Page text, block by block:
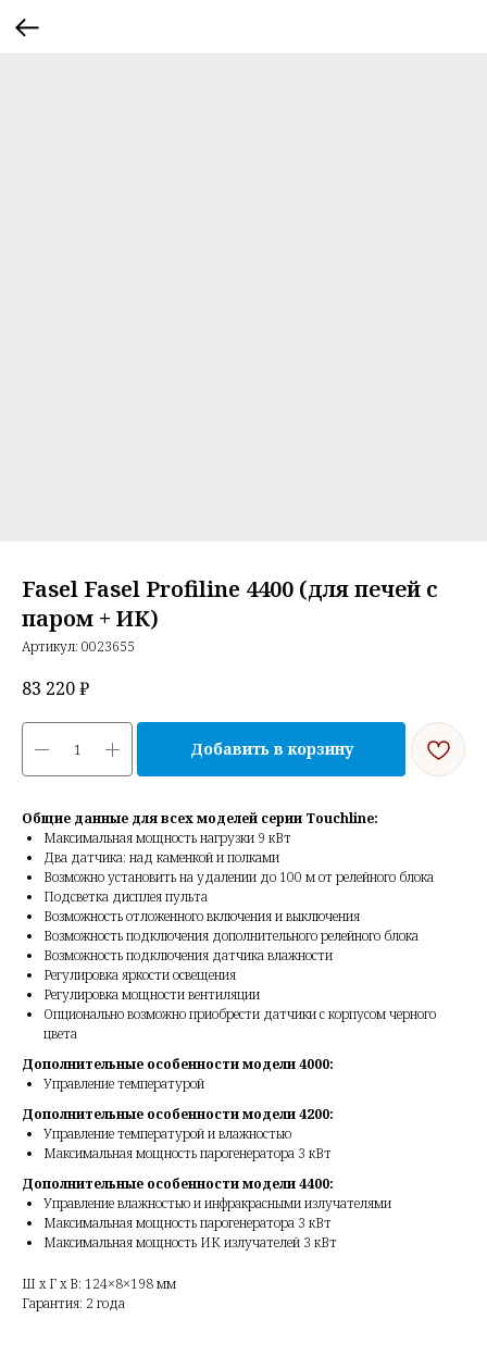
Fasel Fasel Profiline 4400 (для печей с
паром + ИК)
Артикул: 0023655
83 220₽
Добавить в корзину
Общие данные для всех моделей серии Touchline:
Максимальная мощность нагрузки 9 кВт
Два датчика: над каменкой и полками
Возможно установить на удалении до 100 м от релейного блока
Подсветка дисплея пульта
Возможность отложенного включения и выключения
Возможность подключения дополнительного релейного блока
Возможность подключения датчика влажности
Регулировка яркости освещения
Регулировка мощности вентиляции
Опционально возможно приобрести датчики с корпусом черного
цвета
Дополнительные особенности модели 4000:
Управление температурой
Дополнительные особенности модели 4200:
Управление температурой и влажностью
Максимальная мощность парогенератора 3 кВт
Дополнительные особенности модели 4400:
Управление влажностью и инфракрасными излучателями
Максимальная мощность парогенератора 3 кВт
Максимальная мощность ИК излучателей 3 кВт
Ш x Г x В: 124×8×198 мм
Гарантия: 2 года